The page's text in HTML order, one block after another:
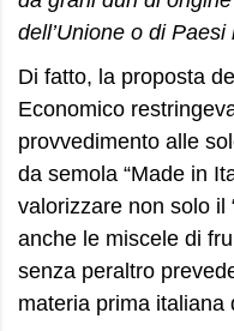
dell’Unione o di Paesi
Di fatto, la proposta
Economico
provvedimento alle
da semola “Made in
valorizzare non solo il
anche le miscele di
senza peraltro
materia prima italiana